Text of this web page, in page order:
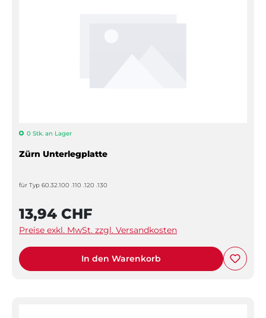
0 Stk. an Lager
Zürn Unterlegplatte
für Typ 60.32.100 .110 .120 .130
13,94 CHF
Preise exkl. MwSt. zzgl. Versandkosten
In den Warenkorb